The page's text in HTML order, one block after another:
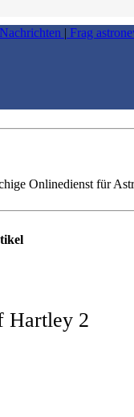
Nachrichten | Frag
Onlinedienst für
Hartley 2